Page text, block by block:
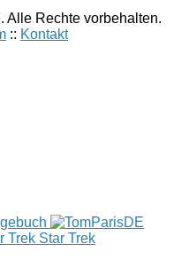
Alle Rechte vorbehalten.
:: Kontakt
Star Trek